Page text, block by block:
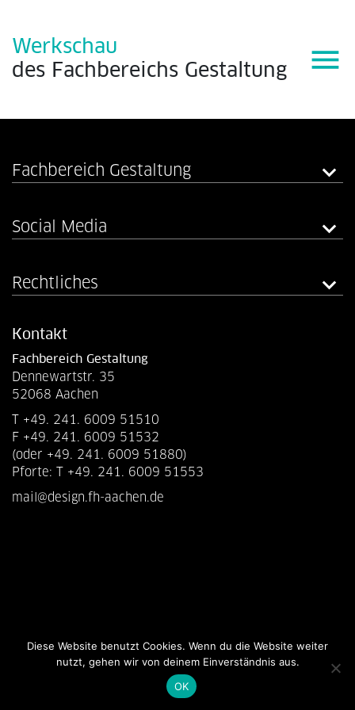
Werkschau
des Fachbereichs Gestaltung menu
Fachbereich Gestaltung
Social Media
Rechtliches
Kontakt
Fachbereich Gestaltung
Dennewartstr. 35
52068 Aachen
T +49. 241. 6009 51510
F +49. 241. 6009 51532
(oder +49. 241. 6009 51880)
Pforte: T +49. 241. 6009 51553
mail@design.fh-aachen.de
Diese Website benutzt Cookies. Wenn du die Website weiter
nutzt, gehen wir von deinem Einverständnis aus.
OK